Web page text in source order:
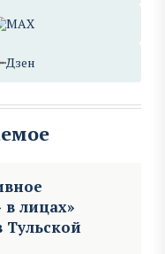
MAX
Дзен
в лицах»
Тульской